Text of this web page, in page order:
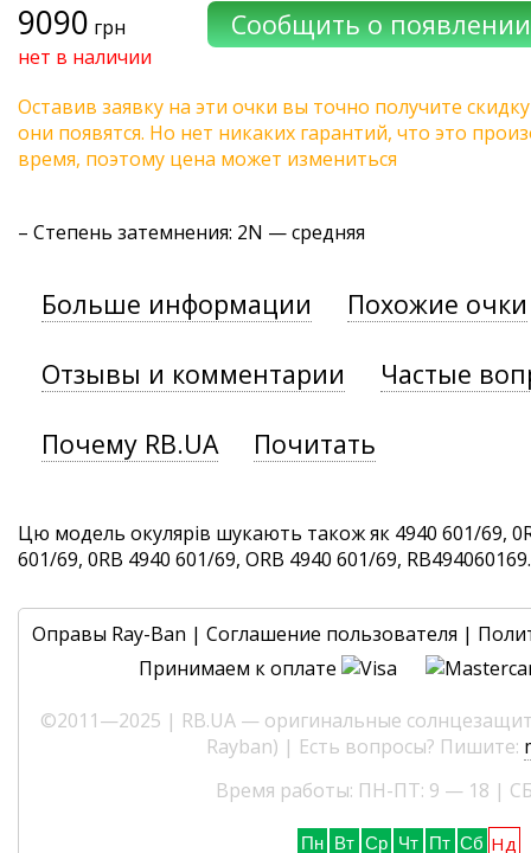
9090 грн
нет в наличии
Оставив заявку на эти очки вы точно получите
они появятся. Но нет никаких гарантий, что это
время, поэтому цена может измениться
– Степень затемнения: 2N — средняя
Больше информации Похожие очки
Отзывы и комментарии Частые
Почему RB.UA Почитать
Цю модель окулярів шукають також як 4940 601/69,
601/69, 0RB 4940 601/69, ORB 4940 601/69,
Оправы Ray-Ban | Соглашение пользователя |
Принимаем к оплате
©2011—2025 | RB.UA — оригинальные
Rayban) | Есть вопросы? Пишите:
Время работы: ПН-ПТ: 9 — 18 |
Пн Вт Ср Чт Пт Сб Нд